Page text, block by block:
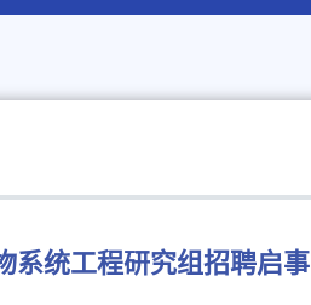
系统工程研究组招聘启事